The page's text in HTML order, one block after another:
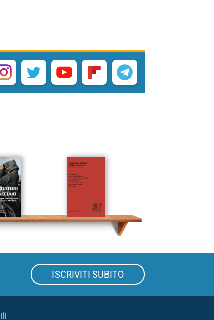
ISCRIVITI SUBITO